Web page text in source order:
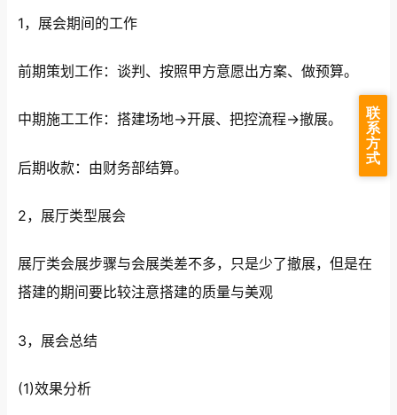
1，展会期间的工作
前期策划工作：谈判、按照甲方意愿出方案、做预算。
中期施工工作：搭建场地→开展、把控流程→撤展。
后期收款：由财务部结算。
2，展厅类型展会
展厅类会展步骤与会展类差不多，只是少了撤展，但是在
搭建的期间要比较注意搭建的质量与美观
3，展会总结
(1)效果分析
联
系
方
式